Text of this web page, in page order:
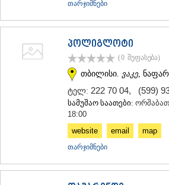
თარჯიმნები
პოლიგლოტი
(0 შეფასება)
თბილისი. ვაკე ,
ტელ: 222 70 04, (599)
სამუშაო საათები:
18:00
website
email map
თარჯიმნები